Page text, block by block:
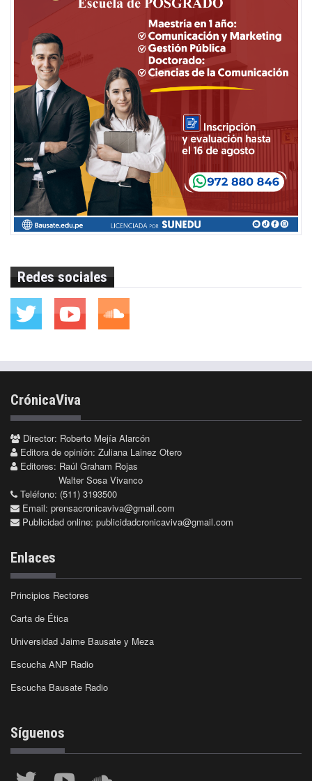
Redes sociales
CrónicaViva
Director: Roberto Mejía Alarcón
Editora de opinión: Zuliana Lainez Otero
Editores: Raúl Graham Rojas
Walter Sosa Vivanco
Teléfono: (511) 3193500
Email: prensacronicaviva@gmail.com
Publicidad online: publicidadcronicaviva@gmail.com
Enlaces
Principios Rectores
Carta de Ética
Universidad Jaime Bausate y Meza
Escucha ANP Radio
Escucha Bausate Radio
Síguenos